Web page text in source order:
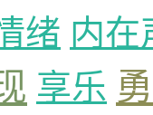
绪 内在
享乐